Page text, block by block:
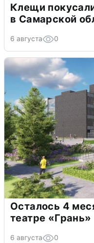
Клещи
в Самарской
6 августа 0
Осталось 4
театре «Грань»
6 августа 0